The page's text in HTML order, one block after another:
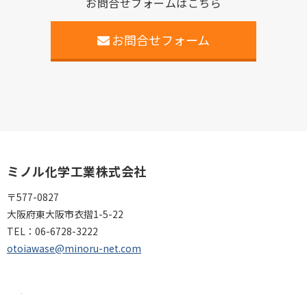
お問合せフォーム
ミノル化学工業株式会社
〒577-0827
大阪府東大阪市衣摺1-5-22
TEL： 06-6728-3222
otoiawase@minoru-net.com